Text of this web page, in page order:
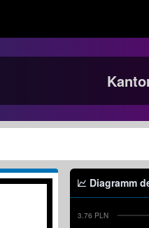
Diagramm
3.76 PLN